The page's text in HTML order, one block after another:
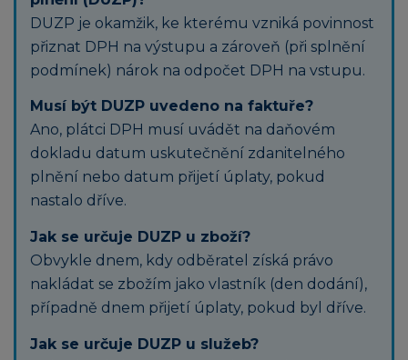
DUZP je okamžik, ke kterému vzniká povinnost
přiznat DPH na výstupu a zároveň (při splnění
podmínek) nárok na odpočet DPH na vstupu.
Musí být DUZP uvedeno na faktuře?
Ano, plátci DPH musí uvádět na daňovém
dokladu datum uskutečnění zdanitelného
plnění nebo datum přijetí úplaty, pokud
nastalo dříve.
Jak se určuje DUZP u zboží?
Obvykle dnem, kdy odběratel získá právo
nakládat se zbožím jako vlastník (den dodání),
případně dnem přijetí úplaty, pokud byl dříve.
Jak se určuje DUZP u služeb?